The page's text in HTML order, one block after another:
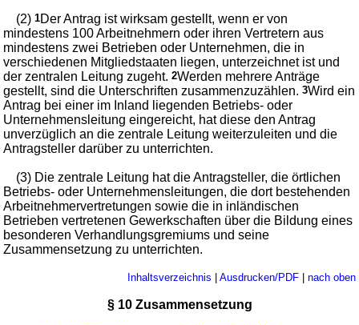
(2)1Der Antrag ist wirksam gestellt, wenn er von
mindestens 100 Arbeitnehmern oder ihren Vertretern aus
mindestens zwei Betrieben oder Unternehmen, die in
verschiedenen Mitgliedstaaten liegen, unterzeichnet ist und
der zentralen Leitung zugeht.2Werden mehrere Anträge
gestellt, sind die Unterschriften zusammenzuzählen.3Wird ein
Antrag bei einer im Inland liegenden Betriebs- oder
Unternehmensleitung eingereicht, hat diese den Antrag
unverzüglich an die zentrale Leitung weiterzuleiten und die
Antragsteller darüber zu unterrichten.
(3) Die zentrale Leitung hat die Antragsteller, die örtlichen
Betriebs- oder Unternehmensleitungen, die dort bestehenden
Arbeitnehmervertretungen sowie die in inländischen
Betrieben vertretenen Gewerkschaften über die Bildung eines
besonderen Verhandlungsgremiums und seine
Zusammensetzung zu unterrichten.
Inhaltsverzeichnis | Ausdrucken/PDF| nach oben
§ 10 Zusammensetzung